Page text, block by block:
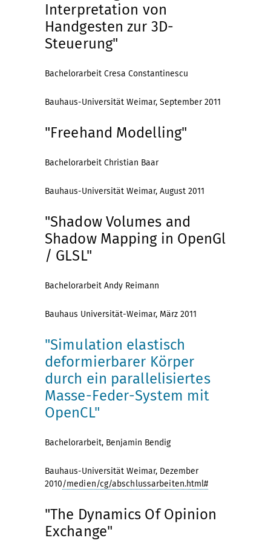
Interpretation von
Handgesten zur 3D-
Steuerung"
Bachelorarbeit Cresa Constantinescu
Bauhaus-Universität Weimar, September 2011
"Freehand Modelling"
Bachelorarbeit Christian Baar
Bauhaus-Universität Weimar, August 2011
"Shadow Volumes and
Shadow Mapping in OpenGl
/ GLSL"
Bachelorarbeit Andy Reimann
Bauhaus Universität-Weimar, März 2011
"Simulation elastisch
deformierbarer Körper
durch ein parallelisiertes
Masse-Feder-System mit
OpenCL"
Bachelorarbeit, Benjamin Bendig
Bauhaus-Universität Weimar, Dezember
2010/medien/cg/abschlussarbeiten.html#
"The Dynamics Of Opinion
Exchange"